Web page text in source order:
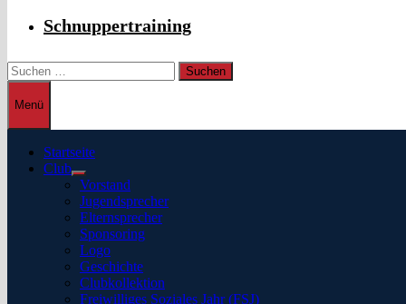
Schnuppertraining
Suchen
nach:
Menü
Startseite
Club
Show
sub
menu
Vorstand
Jugendsprecher
Elternsprecher
Sponsoring
Logo
Geschichte
Clubkollektion
Freiwilliges Soziales Jahr (FSJ)